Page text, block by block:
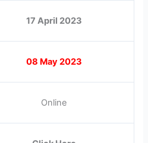
17 April 2023
08 May 2023
Online